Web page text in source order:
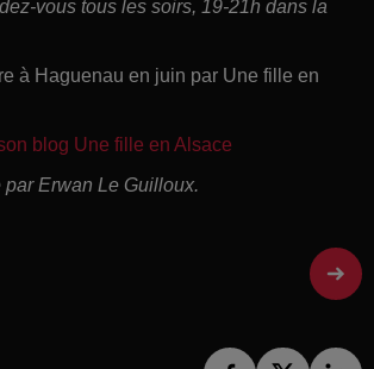
vous tous les soirs, 19-21h dans la
à Haguenau en juin par Une fille en
blog Une fille en Alsace
Erwan Le Guilloux.